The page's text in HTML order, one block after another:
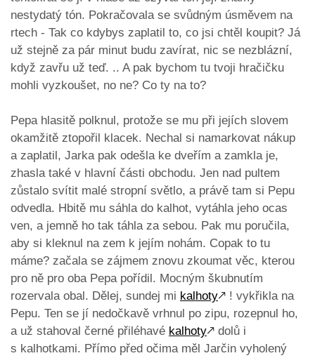
nestydatý tón. Pokračovala se svůdným úsměvem na
rtech - Tak co kdybys zaplatil to, co jsi chtěl koupit? Já
už stejně za pár minut budu zavírat, nic se nezblázní,
když zavřu už teď. .. A pak bychom tu tvoji hračičku
mohli vyzkoušet, no ne? Co ty na to?
Pepa hlasitě polknul, protože se mu při jejích slovem
okamžitě ztopořil klacek. Nechal si namarkovat nákup
a zaplatil, Jarka pak odešla ke dveřím a zamkla je,
zhasla také v hlavní části obchodu. Jen nad pultem
zůstalo svítit malé stropní světlo, a právě tam si Pepu
odvedla. Hbitě mu sáhla do kalhot, vytáhla jeho ocas
ven, a jemně ho tak táhla za sebou. Pak mu poručila,
aby si kleknul na zem k jejím nohám. Copak to tu
máme? začala se zájmem znovu zkoumat věc, kterou
pro ně pro oba Pepa pořídil. Mocným škubnutím
rozervala obal. Dělej, sundej mi kalhoty🡕 ! vykřikla na
Pepu. Ten se jí nedočkavě vrhnul po zipu, rozepnul ho,
a už stahoval černé přiléhavé kalhoty🡕 dolů i
s kalhotkami. Přímo před očima měl Jarčin vyholený